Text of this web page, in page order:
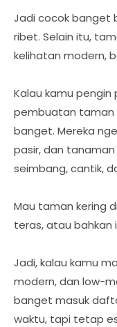
Jadi cocok banget
ribet. Selain itu,
kelihatan modern,
Kalau kamu pengin
pembuatan taman
banget. Mereka
pasir, dan
seimbang, cantik,
Mau taman kering
teras, atau bahkan
Jadi, kalau kamu
modern, dan low-
banget masuk
waktu, tapi tetap